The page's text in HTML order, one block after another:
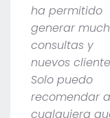
ha permitido
generar
consultas y
nuevos
Solo puedo
recomendar a
cualquiera